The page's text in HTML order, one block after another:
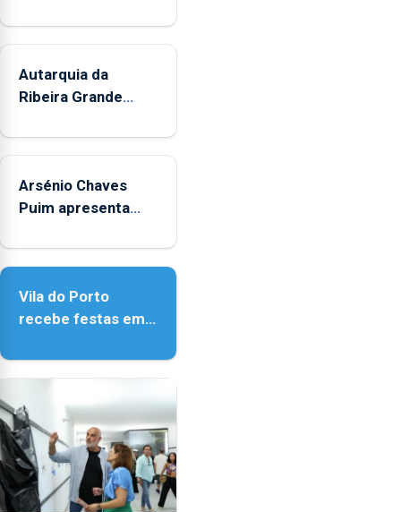
Autarquia da
Ribeira Grande
"Museus no Verão"
Arsénio Chaves
Puim apresenta
de Vila do Porto
Vila do Porto
recebe festas em
Senhora da